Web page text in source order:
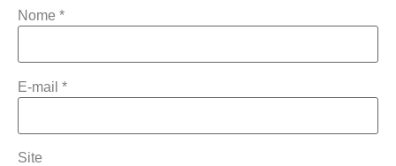
Nome *
E-mail *
Site